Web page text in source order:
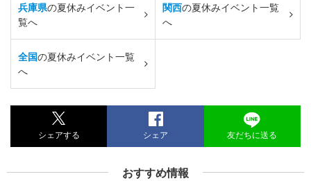
兵庫県の夏休みイベント一
覧へ
関西の夏休みイベント一覧
へ
全国の夏休みイベント一覧
へ
シェアする シェア 友だちに送る
おすすめ情報